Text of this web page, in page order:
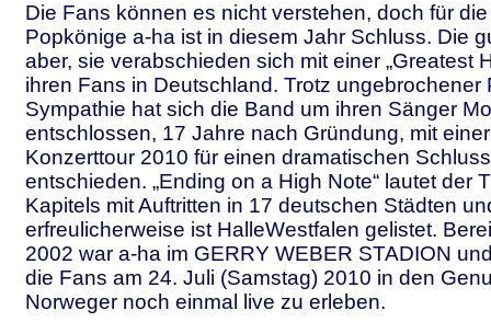
Die Fans können es nicht verstehen, doch für
Popkönige a-ha ist in diesem Jahr Schluss. Die
aber, sie verabschieden sich mit einer „Greatest
ihren Fans in Deutschland. Trotz ungebrochener
Sympathie hat sich die Band um ihren Sänger
entschlossen, 17 Jahre nach Gründung, mit
Konzerttour 2010 für einen dramatischen
entschieden. „Ending on a High Note“ lautet der
Kapitels mit Auftritten in 17 deutschen Städten
erfreulicherweise ist HalleWestfalen gelistet.
2002 war a-ha im GERRY WEBER STADION
die Fans am 24. Juli (Samstag) 2010 in den
Norweger noch einmal live zu erleben.